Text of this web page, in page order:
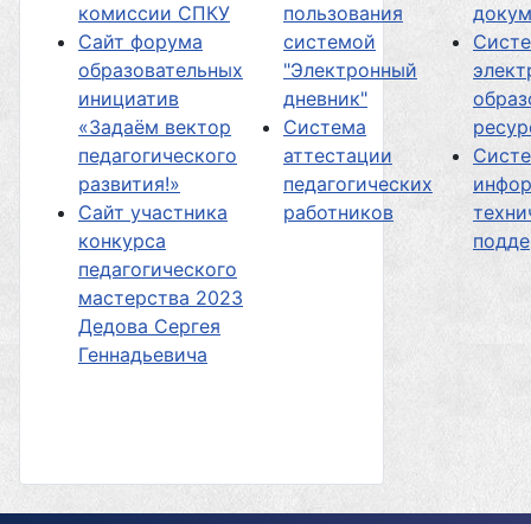
комиссии СПКУ
Сайт форума
образовательных
инициатив
«Задаём вектор
педагогического
развития!»
Сайт участника
конкурса
педагогического
мастерства 2023
Дедова Сергея
Геннадьевича
пользования
системой
"Электронный
дневник"
Система
аттестации
педагогических
работников